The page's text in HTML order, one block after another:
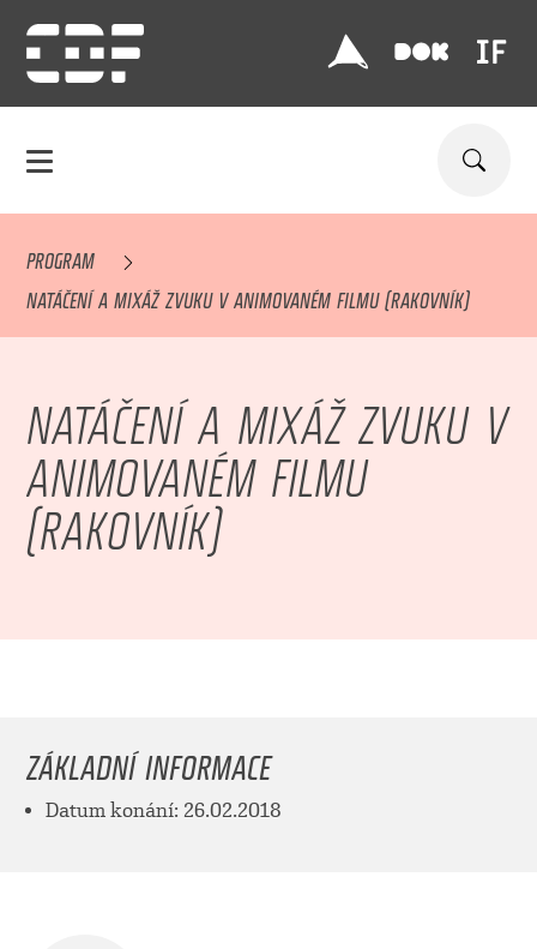
PROGRAM
NATÁČENÍ A MIXÁŽ ZVUKU V ANIMOVANÉM FILMU (RAKOVNÍK)
NATÁČENÍ A MIXÁŽ ZVUKU V
ANIMOVANÉM FILMU
(RAKOVNÍK)
ZÁKLADNÍ INFORMACE
Datum konání: 26.02.2018